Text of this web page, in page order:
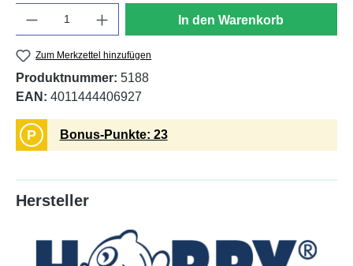
In den Warenkorb
Zum Merkzettel hinzufügen
Produktnummer: 5188
EAN: 4011444406927
P Bonus-Punkte: 23
Hersteller